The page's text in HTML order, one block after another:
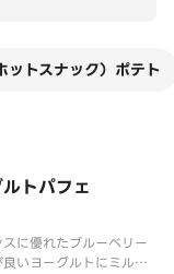
ットスナック）ポテト
トパフェ
に優れたブルーベリー
いヨーグルトにミルク